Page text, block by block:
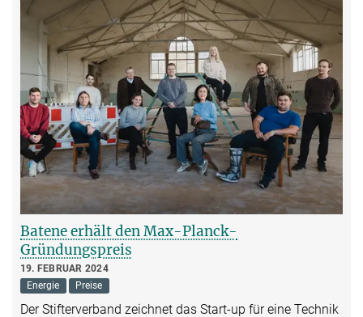
Batene erhält den Max-Planck-
Gründungspreis
19. FEBRUAR 2024
Energie
Preise
Der Stifterverband zeichnet das Start-up für eine Technik